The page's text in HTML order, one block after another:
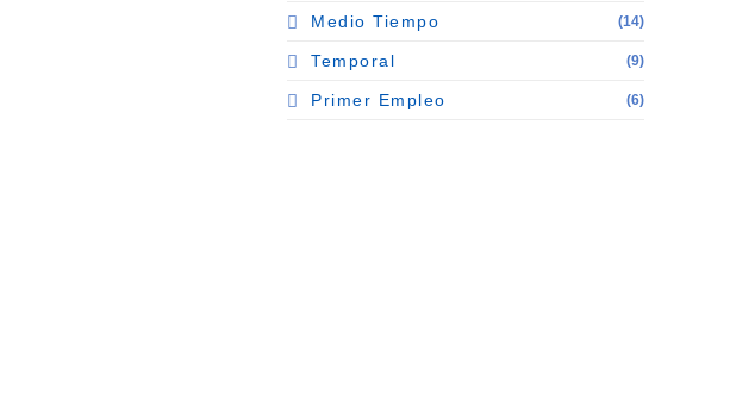
Medio Tiempo (14)
Temporal (9)
Primer Empleo (6)